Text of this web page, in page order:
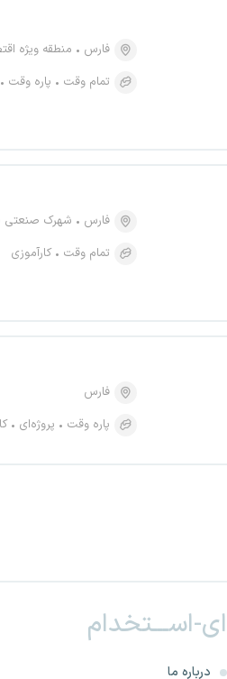
فارس
منطقه ویژه
تمام وقت
پاره وقت
فارس
شهرک صنعتی
تمام وقت
کارآموزی
فارس
پاره وقت
پروژه‌ای
ای-اســـتخدام
درباره ما